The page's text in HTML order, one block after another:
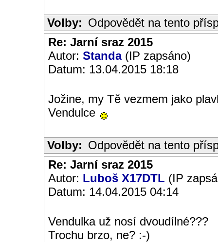
Volby: Odpovědět na tento
Re: Jarní sraz 2015
Autor: Standa(IP zapsáno)
Datum: 13.04.2015 18:18
Jožine, my Tě vezmem jako
Vendulce
Volby: Odpovědět na tento
Re: Jarní sraz 2015
Autor: Luboš X17DTL (IP
Datum: 14.04.2015 04:14
Vendulka už nosí dvoudílné???
Trochu brzo, ne? :-)